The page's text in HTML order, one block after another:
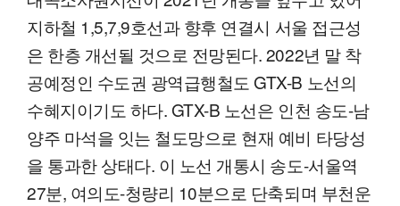
지하철 1,5,7,9호선과 향후 연결시 서울 접근성
은 한층 개선될 것으로 전망된다. 2022년 말 착
공예정인 수도권 광역급행철도 GTX-B 노선의
수혜지이기도 하다. GTX-B 노선은 인천 송도-남
양주 마석을 잇는 철도망으로 현재 예비 타당성
을 통과한 상태다. 이 노선 개통시 송도-서울역
27분, 여의도-청량리 10분으로 단축되며 부천운